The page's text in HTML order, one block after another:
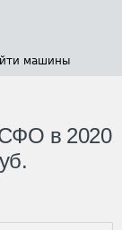
машины
в 2020